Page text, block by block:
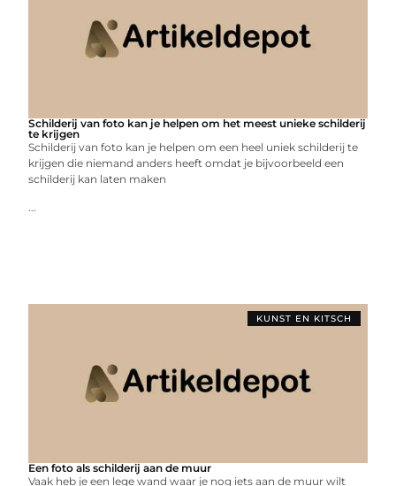
Schilderij van foto kan je helpen om het meest unieke schilderij
te krijgen
Schilderij van foto kan je helpen om een heel uniek schilderij te
krijgen die niemand anders heeft omdat je bijvoorbeeld een
schilderij kan laten maken
...
KUNST EN KITSCH
Een foto als schilderij aan de muur
Vaak heb je een lege wand waar je nog iets aan de muur wilt